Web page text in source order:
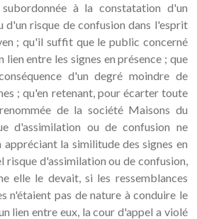
à la constatation d'un
d'un risque de confusion dans l'esprit
; qu'il suffit que le public concerné
entre les signes en présence ; que
d'un degré moindre de
; qu'en retenant, pour écarter toute
de la société Maisons du
d'assimilation ou de confusion ne
la similitude des signes en
risque d'assimilation ou de confusion,
elle le devait, si les ressemblances
n'étaient pas de nature à conduire le
lien entre eux, la cour d'appel a violé